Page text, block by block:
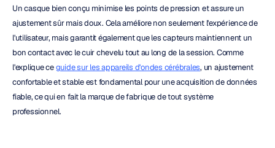
Un casque bien conçu minimise les points de pression et assure un
ajustement sûr mais doux. Cela améliore non seulement l'expérience de
l'utilisateur, mais garantit également que les capteurs maintiennent un
bon contact avec le cuir chevelu tout au long de la session. Comme
l'explique ce guide sur les appareils d'ondes cérébrales, un ajustement
confortable et stable est fondamental pour une acquisition de données
fiable, ce qui en fait la marque de fabrique de tout système
professionnel.